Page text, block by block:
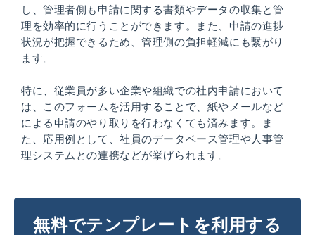
し、管理者側も申請に関する書類やデータの収集と管
理を効率的に行うことができます。また、申請の進捗
状況が把握できるため、管理側の負担軽減にも繋がり
ます。
特に、従業員が多い企業や組織での社内申請において
は、このフォームを活用することで、紙やメールなど
による申請のやり取りを行わなくても済みます。ま
た、応用例として、社員のデータベース管理や人事管
理システムとの連携などが挙げられます。
無料でテンプレートを利用する